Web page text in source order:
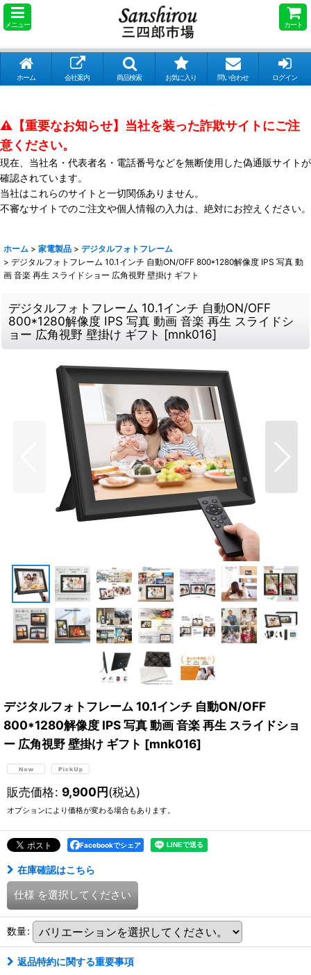
メニュー カート
ホーム 会社案内 商品検索 お気に入り 問い合わせ ログイン
⚠️【重要なお知らせ】当社を装った詐欺サイトにご注
意ください。
現在、当社名・代表者名・電話番号などを無断使用した偽通販サイトが
確認されています。
当社はこれらのサイトと一切関係ありません。
不審なサイトでのご注文や個人情報の入力は、絶対にお控えください。
ホーム > 家電製品 > デジタルフォトフレーム
> デジタルフォトフレーム 10.1インチ 自動ON/OFF 800*1280解像度 IPS 写真 動
画 音楽 再生 スライドショー 広角視野 壁掛け ギフト
デジタルフォトフレーム 10.1インチ 自動ON/OFF
800*1280解像度 IPS 写真 動画 音楽 再生 スライドシ
ョー 広角視野 壁掛け ギフト [mnk016]
デジタルフォトフレーム 10.1インチ 自動ON/OFF
800*1280解像度 IPS 写真 動画 音楽 再生 スライドショ
ー 広角視野 壁掛け ギフト [mnk016]
販売価格: 9,900円(税込)
オプションにより価格が変わる場合もあります。
Facebookでシェア
在庫確認はこちら
仕様 を選択してください
数量:
返品特約に関する重要事項